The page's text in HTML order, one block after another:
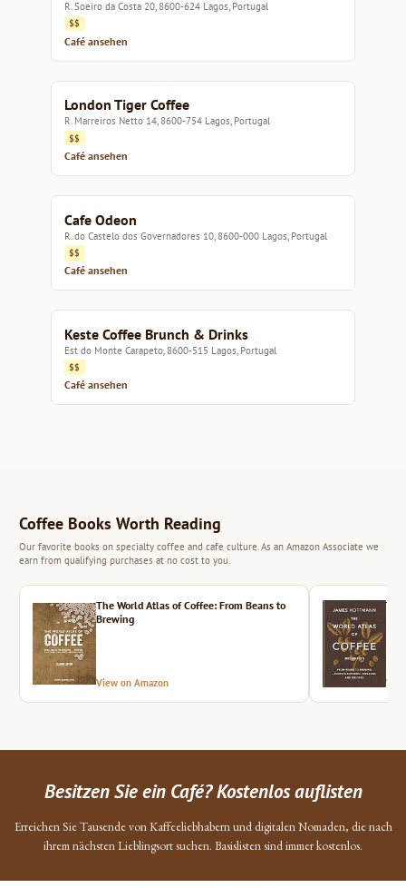
R. Soeiro da Costa 20, 8600-624 Lagos, Portugal
$$
Café ansehen
London Tiger Coffee
R. Marreiros Netto 14, 8600-754 Lagos, Portugal
$$
Café ansehen
Cafe Odeon
R. do Castelo dos Governadores 10, 8600-000 Lagos, Portugal
$$
Café ansehen
Keste Coffee Brunch & Drinks
Est do Monte Carapeto, 8600-515 Lagos, Portugal
$$
Café ansehen
Coffee Books Worth Reading
Our favorite books on specialty coffee and cafe culture. As an Amazon Associate we
earn from qualifying purchases at no cost to you.
The World Atlas of Coffee: From Beans to
Brewing
View on Amazon
Besitzen Sie ein Café? Kostenlos auflisten
Erreichen Sie Tausende von Kaffeeliebhabern und digitalen Nomaden, die nach
ihrem nächsten Lieblingsort suchen. Basislisten sind immer kostenlos.